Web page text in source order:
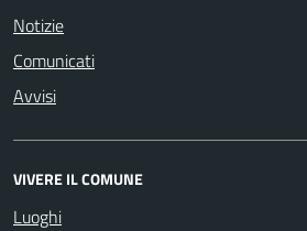
Notizie
Comunicati
Avvisi
VIVERE IL COMUNE
Luoghi